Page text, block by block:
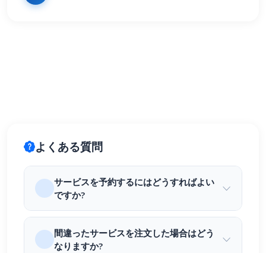
よくある質問
サービスを予約するにはどうすればよい
ですか?
間違ったサービスを注文した場合はどう
なりますか?